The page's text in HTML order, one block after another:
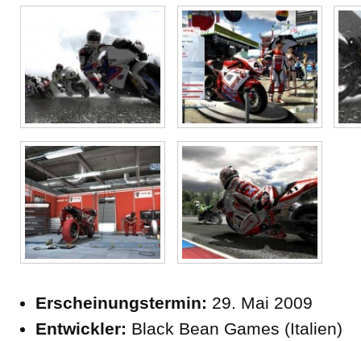
Erscheinungstermin: 29. Mai 2009
Entwickler: Black Bean Games (Italien)